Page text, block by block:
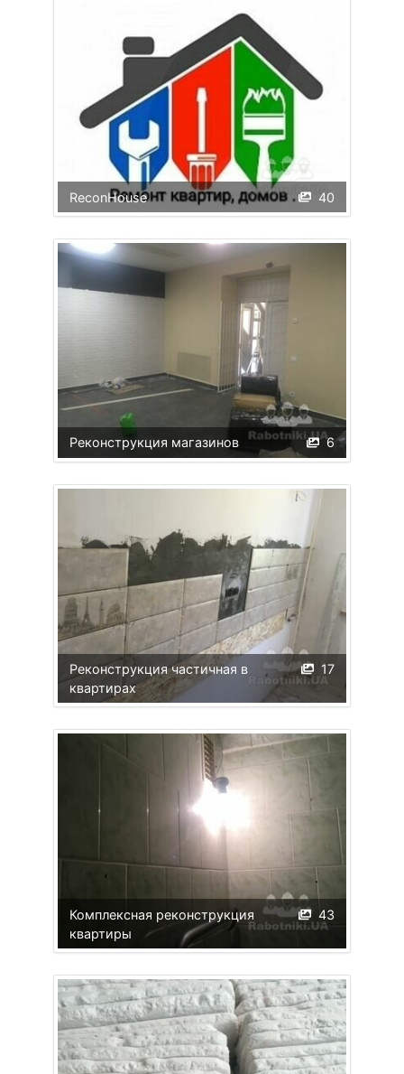
40
ReconHouse
6
Реконструкция магазинов
17
Реконструкция частичная в
квартирах
43
Комплексная реконструкция
квартиры